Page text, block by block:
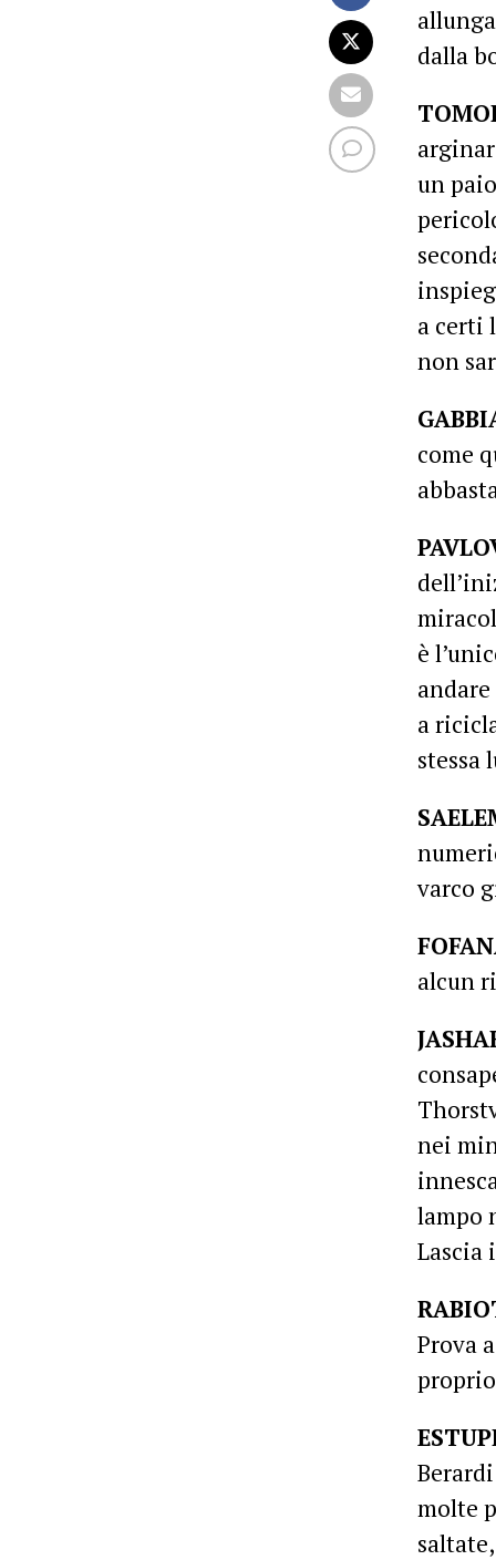
dalla
un
a certi
non
come
è
a
stessa
varco
alcun
nei
lampo
Lascia
Prova
molte